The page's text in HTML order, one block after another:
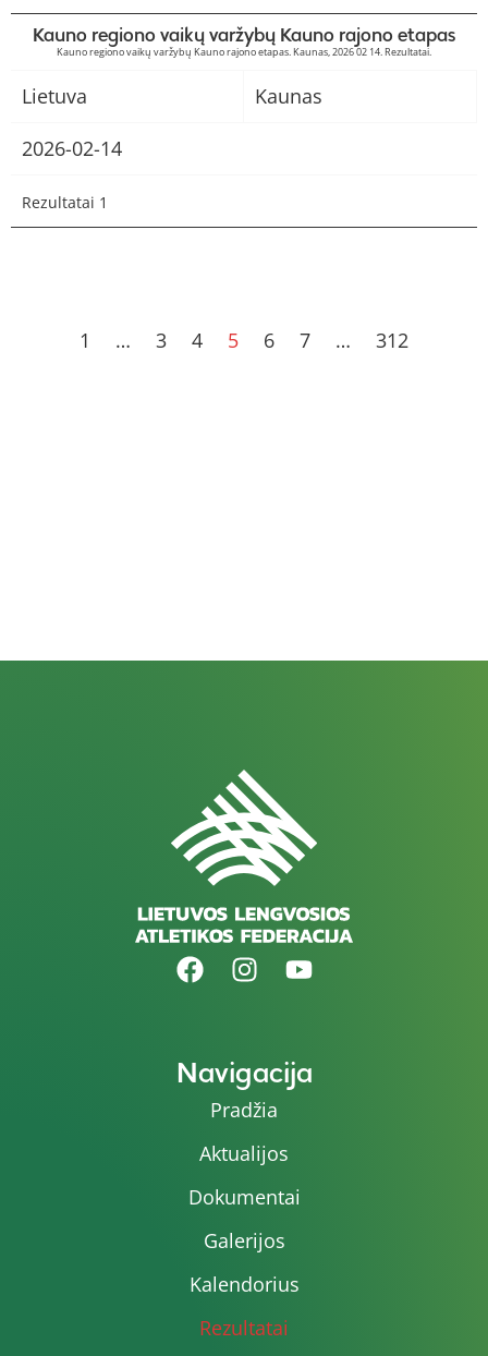
Kauno regiono vaikų varžybų Kauno rajono etapas
Kauno regiono vaikų varžybų Kauno rajono etapas. Kaunas, 2026 02 14. Rezultatai.
Lietuva
Kaunas
2026-02-14
Rezultatai 1
1 … 3 4 5 6 7 … 312
Navigacija
Pradžia
Aktualijos
Dokumentai
Galerijos
Kalendorius
Rezultatai